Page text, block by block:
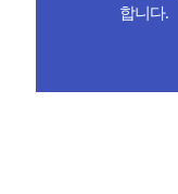
합니다.